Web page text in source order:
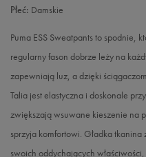
Płeć: Damskie
Puma ESS Sweatpants to spodnie,
regularny fason dobrze leży na
zapewniają luz, a dzięki
Talia jest elastyczna i doskonale
zwiększają wsuwane kieszenie na
sprzyja komfortowi. Gładka
swoich oddychających